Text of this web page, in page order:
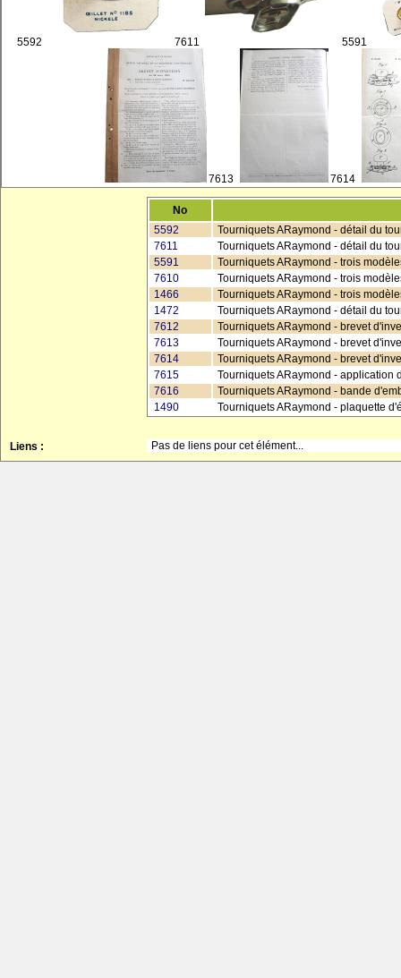
5592 7611 5591
7613 7614
No
5592
Tourniquets ARaymond - détail du
7611
Tourniquets ARaymond - détail du
5591
Tourniquets ARaymond - trois
7610
Tourniquets ARaymond - trois
1466
Tourniquets ARaymond - trois
1472
Tourniquets ARaymond - détail du
7612
Tourniquets ARaymond - brevet
7613
Tourniquets ARaymond - brevet
7614
Tourniquets ARaymond - brevet
7615
Tourniquets ARaymond - application
7616
Tourniquets ARaymond - bande
1490
Tourniquets ARaymond - plaquette
Liens : Pas de liens pour cet élément...